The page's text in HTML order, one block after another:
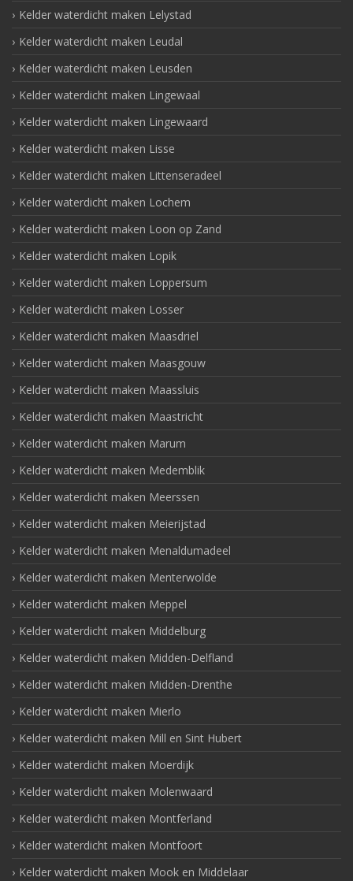
Kelder waterdicht maken Lelystad
Kelder waterdicht maken Leudal
Kelder waterdicht maken Leusden
Kelder waterdicht maken Lingewaal
Kelder waterdicht maken Lingewaard
Kelder waterdicht maken Lisse
Kelder waterdicht maken Littenseradeel
Kelder waterdicht maken Lochem
Kelder waterdicht maken Loon op Zand
Kelder waterdicht maken Lopik
Kelder waterdicht maken Loppersum
Kelder waterdicht maken Losser
Kelder waterdicht maken Maasdriel
Kelder waterdicht maken Maasgouw
Kelder waterdicht maken Maassluis
Kelder waterdicht maken Maastricht
Kelder waterdicht maken Marum
Kelder waterdicht maken Medemblik
Kelder waterdicht maken Meerssen
Kelder waterdicht maken Meierijstad
Kelder waterdicht maken Menaldumadeel
Kelder waterdicht maken Menterwolde
Kelder waterdicht maken Meppel
Kelder waterdicht maken Middelburg
Kelder waterdicht maken Midden-Delfland
Kelder waterdicht maken Midden-Drenthe
Kelder waterdicht maken Mierlo
Kelder waterdicht maken Mill en Sint Hubert
Kelder waterdicht maken Moerdijk
Kelder waterdicht maken Molenwaard
Kelder waterdicht maken Montferland
Kelder waterdicht maken Montfoort
Kelder waterdicht maken Mook en Middelaar